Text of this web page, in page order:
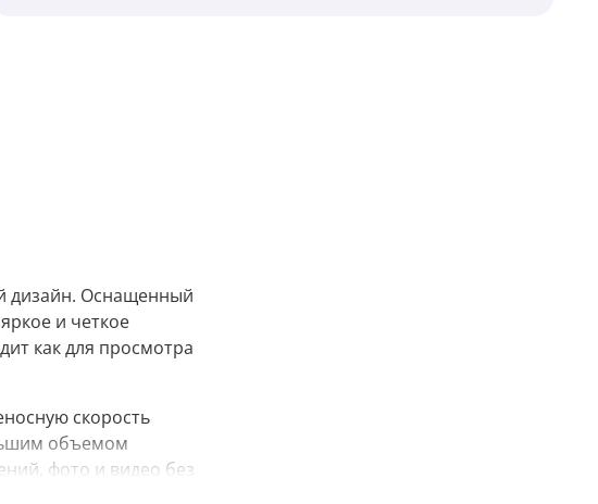
дизайн. Оснащенный
и четкое
как для просмотра
скорость
объемом
фото и видео без